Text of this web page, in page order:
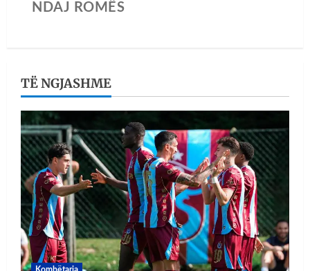
NDAJ ROMËS
TË NGJASHME